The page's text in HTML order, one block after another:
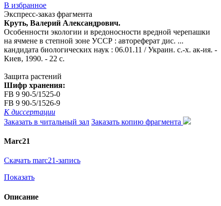
В избранное
Экспресс-заказ фрагмента
Круть, Валерий Александрович.
Особенности экологии и вредоносности вредной черепашки
на ячмене в степной зоне УССР : автореферат дис. ...
кандидата биологических наук : 06.01.11 / Украин. с.-х. ак-ия. -
Киев, 1990. - 22 с.
Защита растений
Шифр хранения:
FB 9 90-5/1525-0
FB 9 90-5/1526-9
К диссертации
Заказать в читальный зал Заказать копию фрагмента
Marc21
Скачать marc21-запись
Показать
Описание